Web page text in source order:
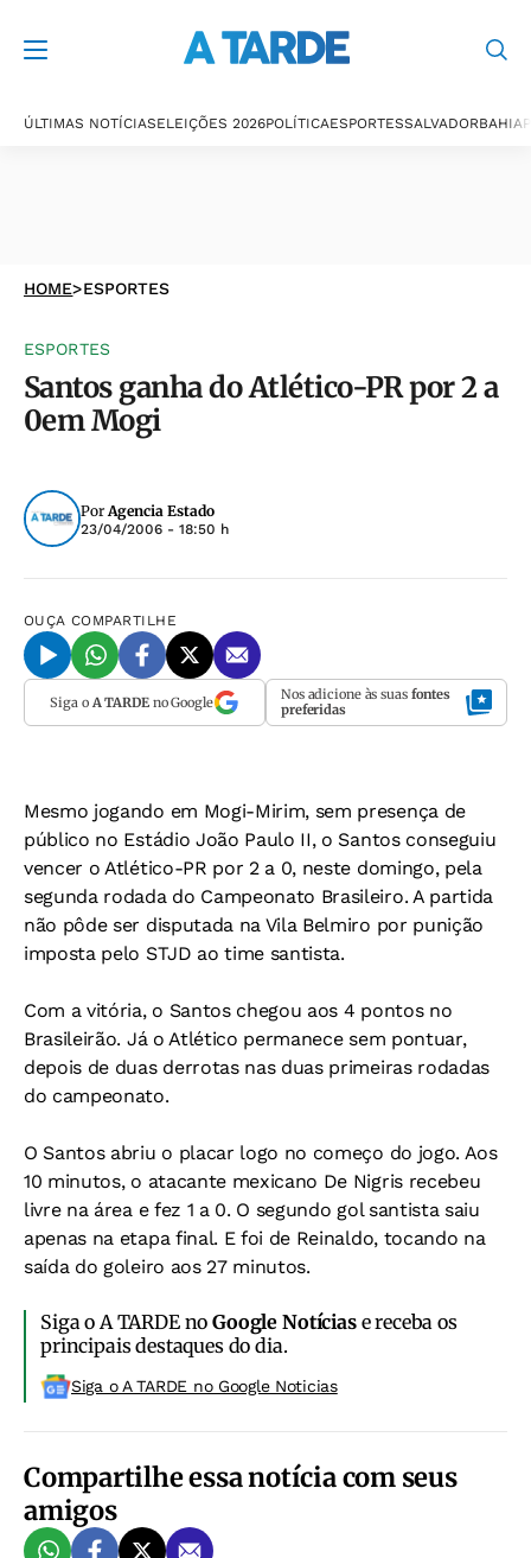
ÚLTIMAS NOTÍCIASELEIÇÕES 2026POLÍTICAESPORTESSALVADORBAHIA
HOME>ESPORTES
ESPORTES
Santos ganha do Atlético-PR por 2 a
0em Mogi
PorAgencia Estado
23/04/2006 - 18:50 h
OUÇA COMPARTILHE
Siga o A TARDEno Google Nos adicione às suas fontes
preferidas
Mesmo jogando em Mogi-Mirim, sem presença de
público no Estádio João Paulo II, o Santos conseguiu
vencer o Atlético-PR por 2 a 0, neste domingo, pela
segunda rodada do Campeonato Brasileiro. A partida
não pôde ser disputada na Vila Belmiro por punição
imposta pelo STJD ao time santista.
Com a vitória, o Santos chegou aos 4 pontos no
Brasileirão. Já o Atlético permanece sem pontuar,
depois de duas derrotas nas duas primeiras rodadas
do campeonato.
O Santos abriu o placar logo no começo do jogo. Aos
10 minutos, o atacante mexicano De Nigris recebeu
livre na área e fez 1 a 0. O segundo gol santista saiu
apenas na etapa final. E foi de Reinaldo, tocando na
saída do goleiro aos 27 minutos.
Siga o A TARDE noGoogle Notíciase receba os
principais destaques do dia.
Siga o A TARDE no Google Noticias
Compartilhe essa notícia com seus
amigos